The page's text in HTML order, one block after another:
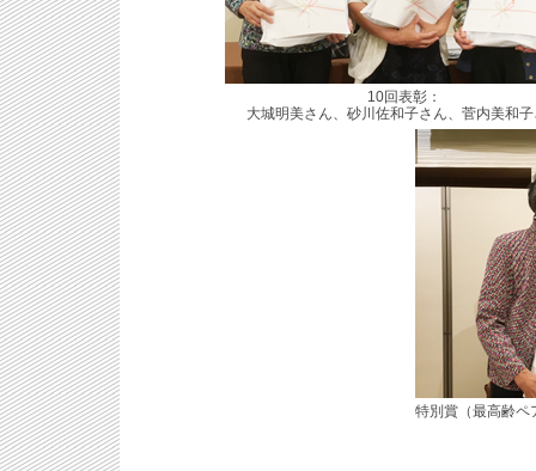
10回表彰：
大城明美さん、砂川佐和子さん、菅内美和
特別賞（最高齢ペ